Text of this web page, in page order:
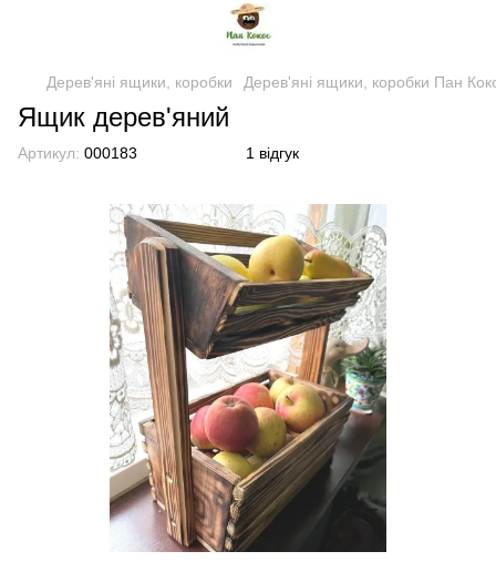
Дерев'яні ящики, коробки Дерев'яні ящики, коробки Пан
Ящик дерев'яний
Артикул: 000183 1 відгук